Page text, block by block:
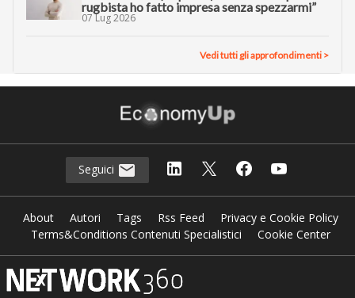
rugbista ho fatto impresa senza spezzarmi”
07 Lug 2026
Vedi tutti gli approfondimenti >
Seguici
About Autori Tags Rss Feed
Privacy e Cookie Policy
Terms&Conditions Contenuti Specialistici
Cookie Center